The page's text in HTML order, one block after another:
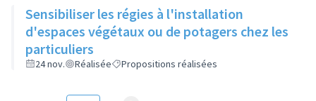
Sensibiliser les régies à l'installation
d'espaces végétaux ou de potagers chez les
particuliers
24 nov. Réalisée Propositions réalisées